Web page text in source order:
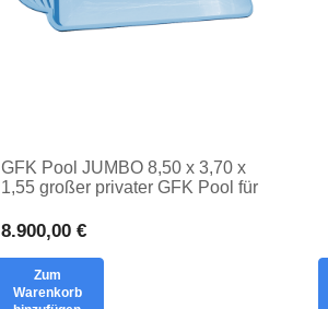
GFK Pool JUMBO 8,50 x 3,70 x
1,55 großer privater GFK Pool für
TUB
8.900,00 €
Zum
Warenkorb